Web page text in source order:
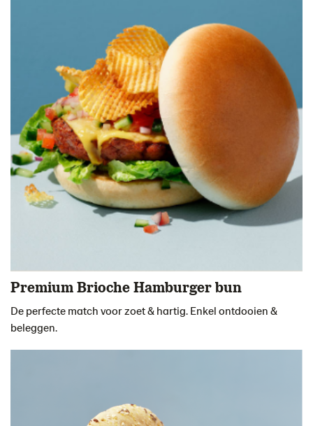
Premium Brioche Hamburger bun
De perfecte match voor zoet & hartig. Enkel ontdooien &
beleggen.